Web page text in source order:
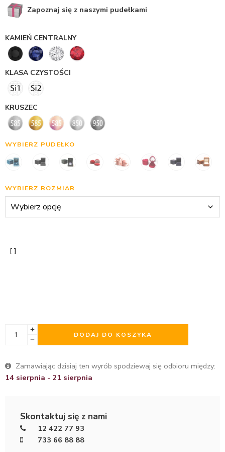
Zapoznaj się z naszymi pudełkami
KAMIEŃ CENTRALNY
KLASA CZYSTOŚCI
KRUSZEC
WYBIERZ PUDEŁKO
WYBIERZ ROZMIAR
DODAJ DO KOSZYKA
Zamawiając dzisiaj ten wyrób spodziewaj się odbioru między:
14 sierpnia - 21 sierpnia
Skontaktuj się z nami
12 422 77 93
733 66 88 88